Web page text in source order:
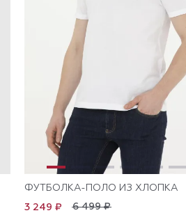
ФУТБОЛКА-ПОЛО ИЗ ХЛОПКА
6 499 ₽
3 249 ₽